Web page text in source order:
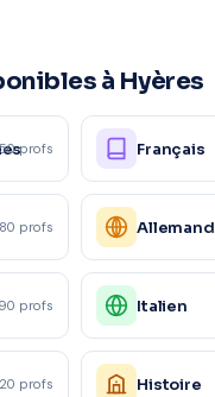
à Hyères
profs Français
profs Allemand
profs Italien
profs Histoire